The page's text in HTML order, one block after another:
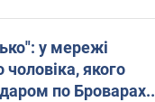
у мережі
чоловіка, якого
по Броварах.